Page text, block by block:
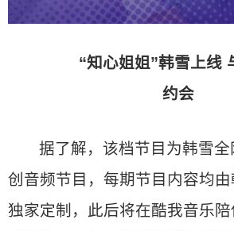
“知心姐姐”韩雪上线
约会
据了解，该档节目为韩雪
创音频节目，每期节目内容均由
独家定制，此后将在酷我音乐